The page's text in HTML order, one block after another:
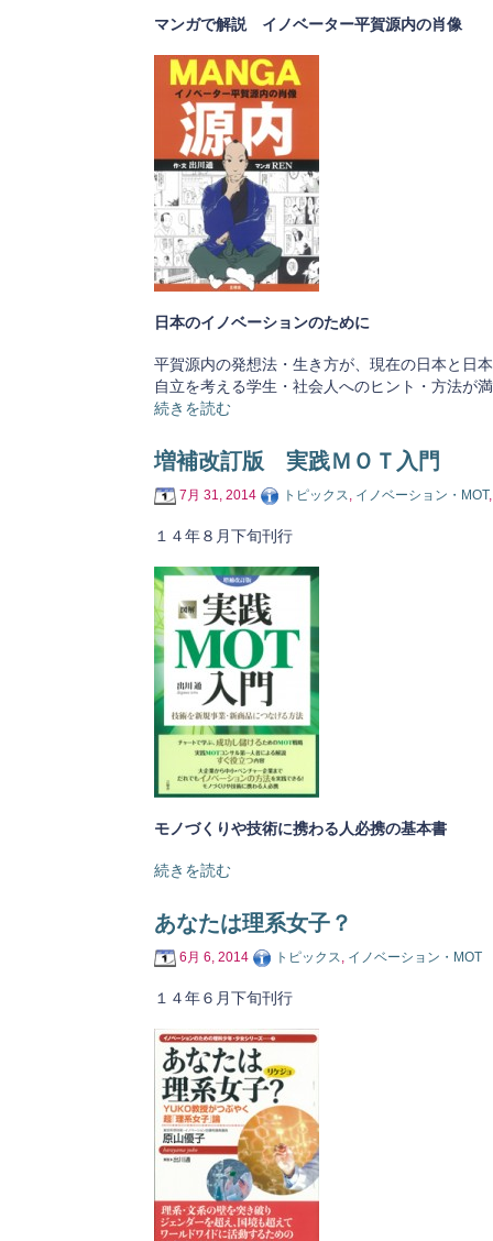
マンガで解説 イノベーター平賀源内の肖像
日本のイノベーションのために
平賀源内の発想法・生き方が、現在の日本と日
自立を考える学生・社会人へのヒント・方法が
続きを読む
増補改訂版 実践ＭＯＴ入門
7月 31, 2014 トピックス, イノベーション・MOT
１４年８月下旬刊行
モノづくりや技術に携わる人必携の基本書
続きを読む
あなたは理系女子？
6月 6, 2014 トピックス, イノベーション・MOT
１４年６月下旬刊行